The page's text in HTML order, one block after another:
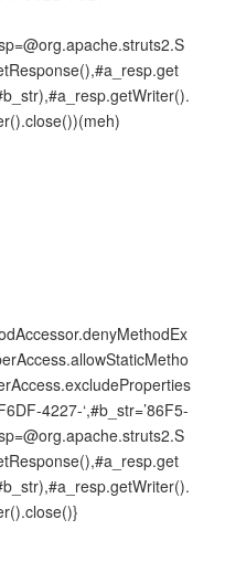
4227-‘,#b_str=’86F5-